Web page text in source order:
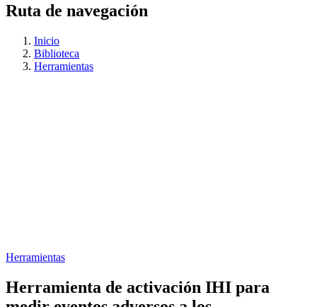
Ruta de navegación
Inicio
Biblioteca
Herramientas
Herramientas
Herramienta de activación IHI para